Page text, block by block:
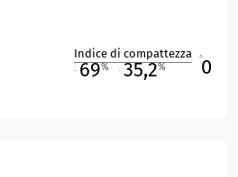
Indice di compattezza
69% 35,2% 0